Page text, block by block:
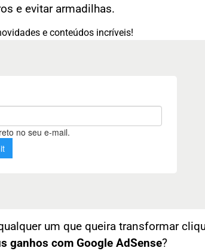
e evitar armadilhas.
e conteúdos incríveis!
um que queira transformar
ganhos com Google AdSense?